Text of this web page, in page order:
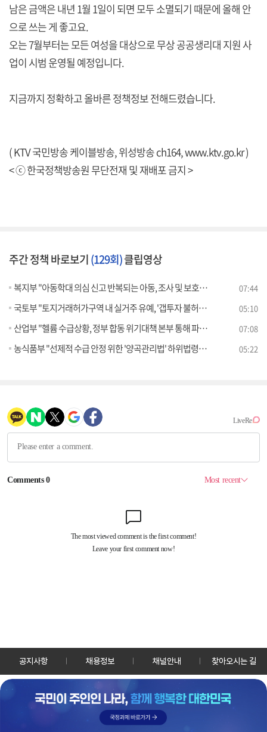
남은 금액은 내년 1월 1일이 되면 모두 소멸되기 때문에 올해 안
으로 쓰는 게 좋고요.
오는 7월부터는 모든 여성을 대상으로 무상 공공생리대 지원 사
업이 시범 운영될 예정입니다.
지금까지 정확하고 올바른 정책정보 전해드렸습니다.
( KTV 국민방송 케이블방송, 위성방송 ch164,www.ktv.go.kr)
< ⓒ 한국정책방송원 무단전재 및 재배포 금지 >
주간 정책 바로보기(129회)클립영상
복지부 "아동학대 의심 신고 반복되는 아동, 조사 및 보호 강화" 07:44
국토부 "토지거래허가구역 내 실거주 유예, '갭투자 불허 원칙'하에 검토" 05:10
산업부 "헬륨 수급상황, 정부 합동 위기대책 본부 통해 파악 중" 07:08
농식품부 "선제적 수급 안정 위한 '양곡관리법' 하위법령 입법예고 중" 05:22
공지사항 채용정보 채널안내 찾아오시는 길
30128 세종특별자치시 정부2청사로 13 한국정책방송원 KTV
TEL: 044-204-8000
Copyrightⓒ KTV 국민방송 All Rights Reserved.